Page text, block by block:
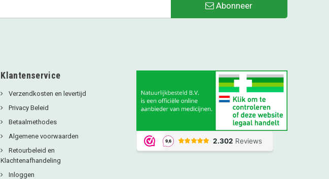
Abonneer
Klantenservice
Verzendkosten en levertijd
Privacy Beleid
Betaalmethodes
Algemene voorwaarden
Retourbeleid en
Klachtenafhandeling
Inloggen